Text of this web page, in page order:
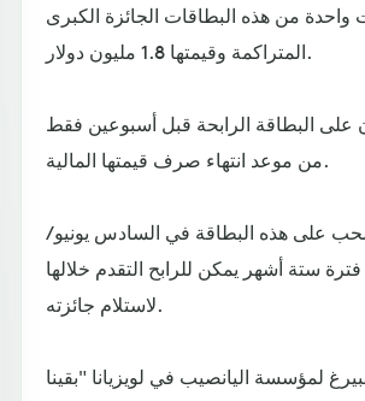
من هذه البطاقات الجائزة الكبرى
المتراكمة وقيمتها 1.8 مليون دولار.
على البطاقة الرابحة قبل أسبوعين فقط
من موعد انتهاء صرف قيمتها المالية.
على هذه البطاقة في السادس يونيو/
ستة أشهر يمكن للرابح التقدم خلالها
لاستلام جائزته.
لمؤسسة اليانصيب في لويزيانا "بقينا